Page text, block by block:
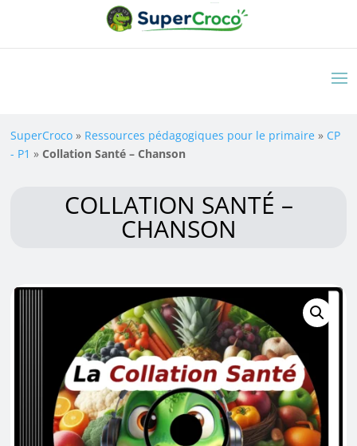
SuperCroco » Ressources pédagogiques pour le primaire » CP
- P1 » Collation Santé – Chanson
COLLATION SANTÉ –
CHANSON